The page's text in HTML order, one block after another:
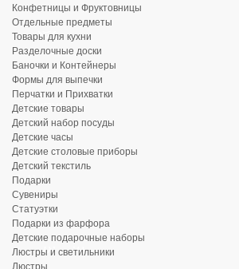
Конфетницы и Фруктовницы
Отдельные предметы
Товары для кухни
Разделочные доски
Баночки и Контейнеры
Формы для выпечки
Перчатки и Прихватки
Детские товары
Детский набор посуды
Детские часы
Детские столовые приборы
Детский текстиль
Подарки
Сувениры
Статуэтки
Подарки из фарфора
Детские подарочные наборы
Люстры и светильники
Люстры